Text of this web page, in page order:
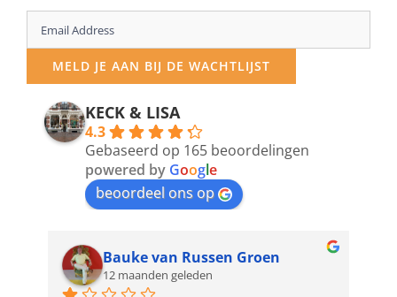
Enter
your
email
address
MELD JE AAN BIJ DE WACHTLIJST
KECK & LISA
4.3
Gebaseerd op 165 beoordelingen
powered by Google
beoordeel ons op
Bauke van Russen Groen
12 maanden geleden